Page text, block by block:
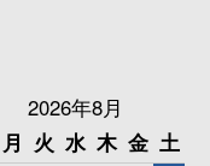
2026年8月
月 火 水 木 金 土